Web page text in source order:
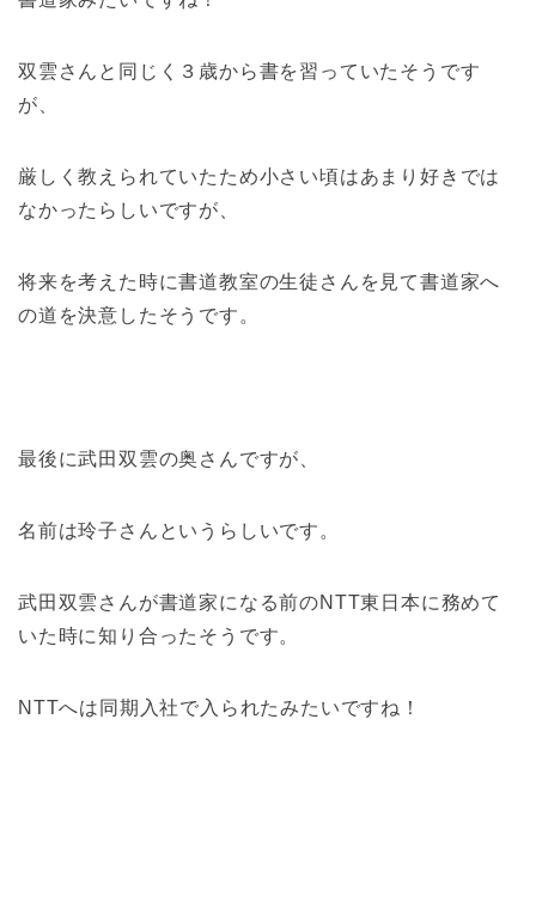
双雲さんと同じく３歳から書を習っていたそうです
が、
厳しく教えられていたため小さい頃はあまり好きでは
なかったらしいですが、
将来を考えた時に書道教室の生徒さんを見て書道家へ
の道を決意したそうです。
最後に武田双雲の奥さんですが、
名前は玲子さんというらしいです。
武田双雲さんが書道家になる前のNTT東日本に務めて
いた時に知り合ったそうです。
NTTへは同期入社で入られたみたいですね！